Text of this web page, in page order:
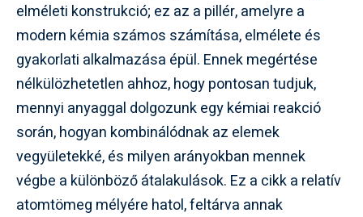
elméleti konstrukció; ez az a pillér, amelyre a
modern kémia számos számítása, elmélete és
gyakorlati alkalmazása épül. Ennek megértése
nélkülözhetetlen ahhoz, hogy pontosan tudjuk,
mennyi anyaggal dolgozunk egy kémiai reakció
során, hogyan kombinálódnak az elemek
vegyületekké, és milyen arányokban mennek
végbe a különböző átalakulások. Ez a cikk a relatív
atomtömeg mélyére hatol, feltárva annak